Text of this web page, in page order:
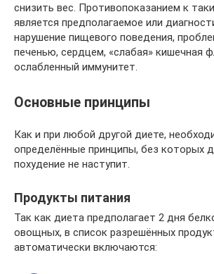
снизить вес. Противопоказанием к
является предполагаемое или
нарушение пищевого поведения,
печенью, сердцем, «слабая» кишечная
ослабленный иммунитет.
Основные принципы
Как и при любой другой диете,
определённые принципы, без которых
похудение не наступит.
Продукты питания
Так как диета предполагает 2 дня
овощных, в список разрешённых
автоматически включаются: